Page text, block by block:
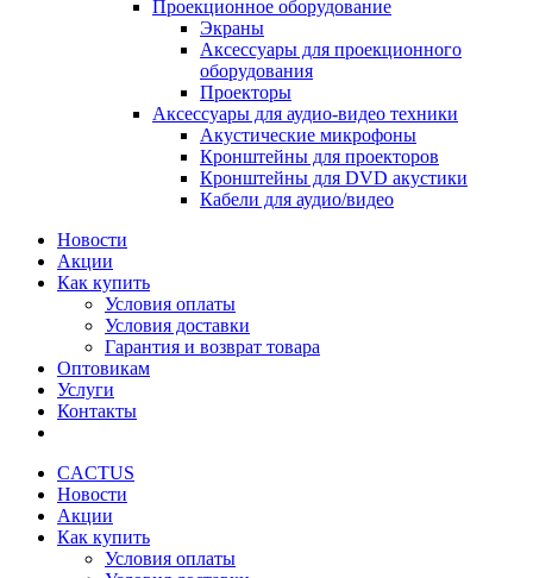
Проекционное оборудование
Экраны
Аксессуары для проекционного
оборудования
Проекторы
Аксессуары для аудио-видео техники
Акустические микрофоны
Кронштейны для проекторов
Кронштейны для DVD акустики
Кабели для аудио/видео
Новости
Акции
Как купить
Условия оплаты
Условия доставки
Гарантия и возврат товара
Оптовикам
Услуги
Контакты
CACTUS
Новости
Акции
Как купить
Условия оплаты